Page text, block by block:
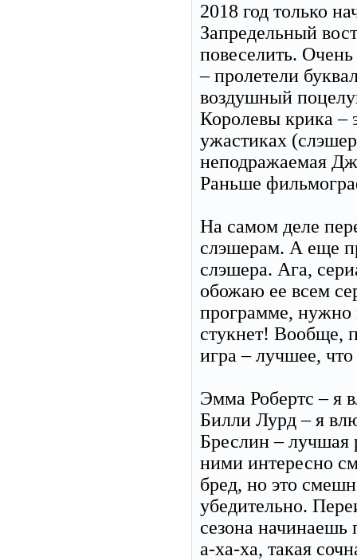
2018 год только
Запредельный
повеселить.
– пролетели
воздушный
Королевы крика –
ужастиках
неподражаемая
Раньше
На самом деле
слэшерам. А еще
слэшера. Ага,
обожаю ее всем
программе, нужно
стукнет! Вообще,
игра – лучшее, что
Эмма Робертс – я
Билли Лурд – я
Бреслин – лучшая
ними интересно
бред, но это
убедительно.
сезона начинаешь
а-ха-ха, такая